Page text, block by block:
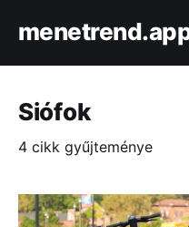
Siófok
4 cikk gyűjteménye